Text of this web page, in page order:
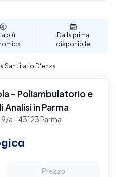
più
Dalla prima
disponibile
Sant'ilario D'enza
- Poliambulatorio e
in Parma
a - 43123 Parma
Prezzo